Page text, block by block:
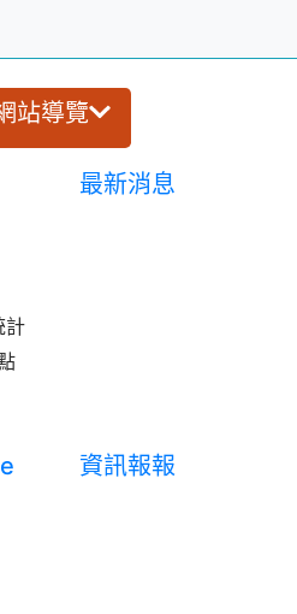
站導覽
計
最新消息
資訊報報